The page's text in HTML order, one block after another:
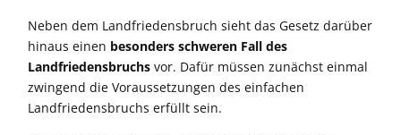
Neben dem Landfriedensbruch sieht das Gesetz darüber
hinaus einen besonders schweren Falldes
Landfriedensbruchs vor. Dafür müssenzunächst einmal
zwingend die Voraussetzungen des einfachen
Landfriedensbruchs erfüllt sein.